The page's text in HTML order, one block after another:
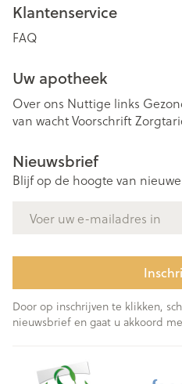
Klantenservice
FAQ
Uw apotheek
Over ons Nuttige links
van wachtVoorschrift
Nieuwsbrief
Blijf op de hoogte van
Door op inschrijven te klikken,
nieuwsbrief en gaat u akkoord